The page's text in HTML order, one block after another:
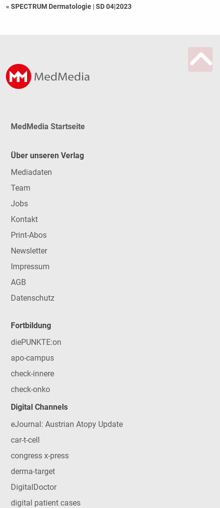
« SPECTRUM Dermatologie |SD 04|2023
MedMedia Startseite
Über unseren Verlag
Mediadaten
Team
Jobs
Kontakt
Print-Abos
Newsletter
Impressum
AGB
Datenschutz
Fortbildung
diePUNKTE:on
apo-campus
check-innere
check-onko
Digital Channels
eJournal: Austrian Atopy Update
car-t-cell
congress x-press
derma-target
DigitalDoctor
digital patient cases